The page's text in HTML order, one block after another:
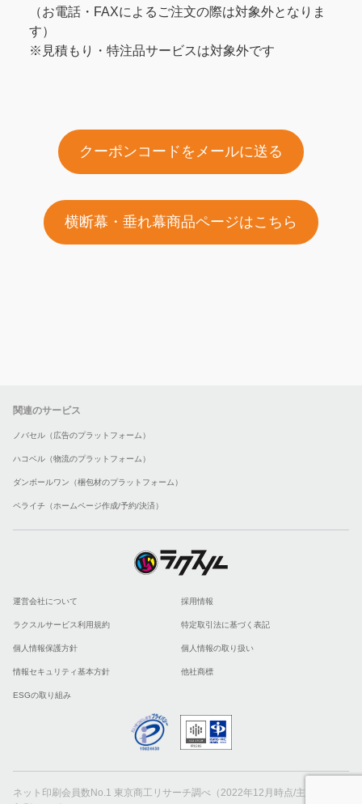
（お電話・FAXによるご注文の際は対象外となりま
す）
※見積もり・特注品サービスは対象外です
クーポンコードをメールに送る
横断幕・垂れ幕商品ページはこちら
関連のサービス
ノバセル（広告のプラットフォーム）
ハコベル（物流のプラットフォーム）
ダンボールワン（梱包材のプラットフォーム）
ペライチ（ホームページ作成/予約/決済）
運営会社について 採用情報
ラクスルサービス利用規約 特定取引法に基づく表記
個人情報保護方針 個人情報の取り扱い
情報セキュリティ基本方針 他社商標
ESGの取り組み
ネット印刷会員数No.1 東京商工リサーチ調べ（2022年12月時点/主要ネット